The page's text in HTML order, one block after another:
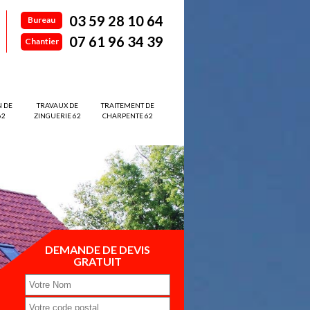
Bureau 03 59 28 10 64
Chantier 07 61 96 34 39
DE
TRAVAUX DE
ZINGUERIE 62
TRAITEMENT DE
CHARPENTE 62
DEMANDE DE DEVIS
GRATUIT